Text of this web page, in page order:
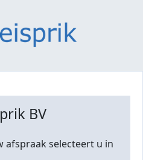
BV
afspraak selecteert u in